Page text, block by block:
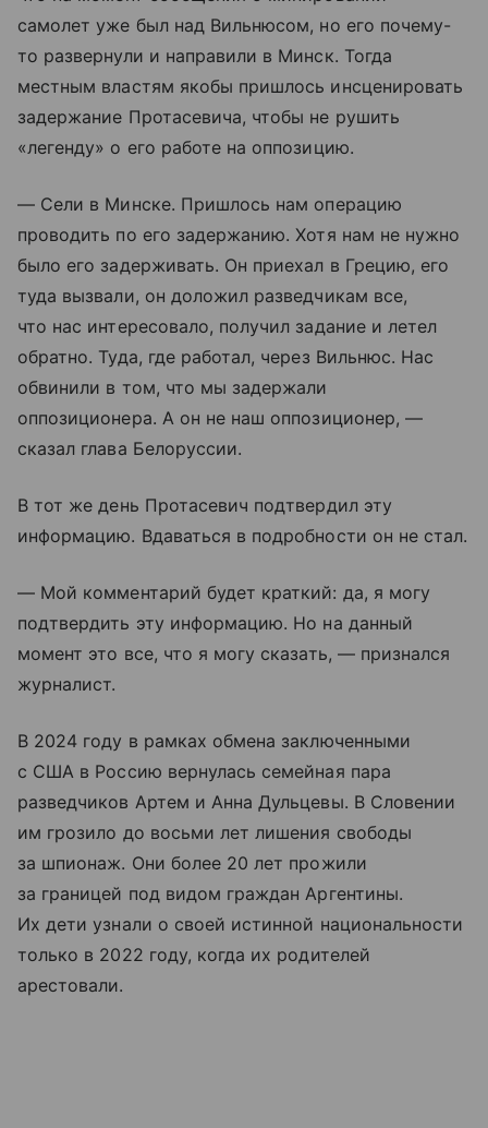
самолет уже был над Вильнюсом, но его почему-
то развернули и направили в Минск. Тогда
местным властям якобы пришлось инсценировать
задержание Протасевича, чтобы не рушить
«легенду» о его работе на оппозицию.
— Сели в Минске. Пришлось нам операцию
проводить по его задержанию. Хотя нам не нужно
было его задерживать. Он приехал в Грецию, его
туда вызвали, он доложил разведчикам все,
что нас интересовало, получил задание и летел
обратно. Туда, где работал, через Вильнюс. Нас
обвинили в том, что мы задержали
оппозиционера. А он не наш оппозиционер, —
сказал глава Белоруссии.
В тот же день Протасевич подтвердил эту
информацию. Вдаваться в подробности он не стал.
— Мой комментарий будет краткий: да, я могу
подтвердить эту информацию. Но на данный
момент это все, что я могу сказать, — признался
журналист.
В 2024 году в рамках обмена заключенными
с США в Россию вернулась семейная пара
разведчиков Артем и Анна Дульцевы. В Словении
им грозило до восьми лет лишения свободы
за шпионаж. Они более 20 лет прожили
за границей под видом граждан Аргентины.
Их дети узнали о своей истинной национальности
только в 2022 году, когда их родителей
арестовали.